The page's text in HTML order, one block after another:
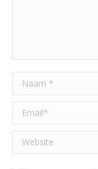
Naam *
Email *
Website